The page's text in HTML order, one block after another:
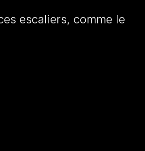
escaliers, comme le